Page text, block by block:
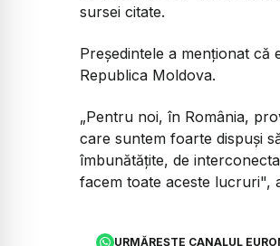
sursei citate.
Președintele a menționat că
Republica Moldova.
„Pentru noi, în România,
care suntem foarte dispuşi
îmbunătăţite, de
facem toate aceste lucruri",
URMĂREȘTE CANALUL